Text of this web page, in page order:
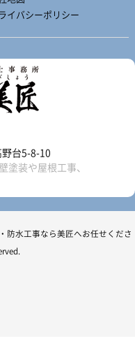
イバシーポリシー
台5-8-10
塗装や屋根工事、
防水工事なら美匠へお任せくださ